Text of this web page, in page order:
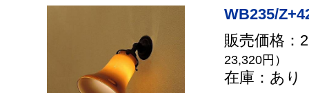
WB235/
販売価格：
23,320円）
在庫：あり